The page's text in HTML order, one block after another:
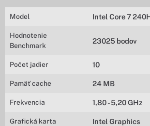
Model Intel Core 7
Hodnotenie
Benchmark
23025 bodov
Počet jadier 10
Pamäť cache 24 MB
Frekvencia 1,80 - 5,20 GHz
Grafická karta Intel Graphics